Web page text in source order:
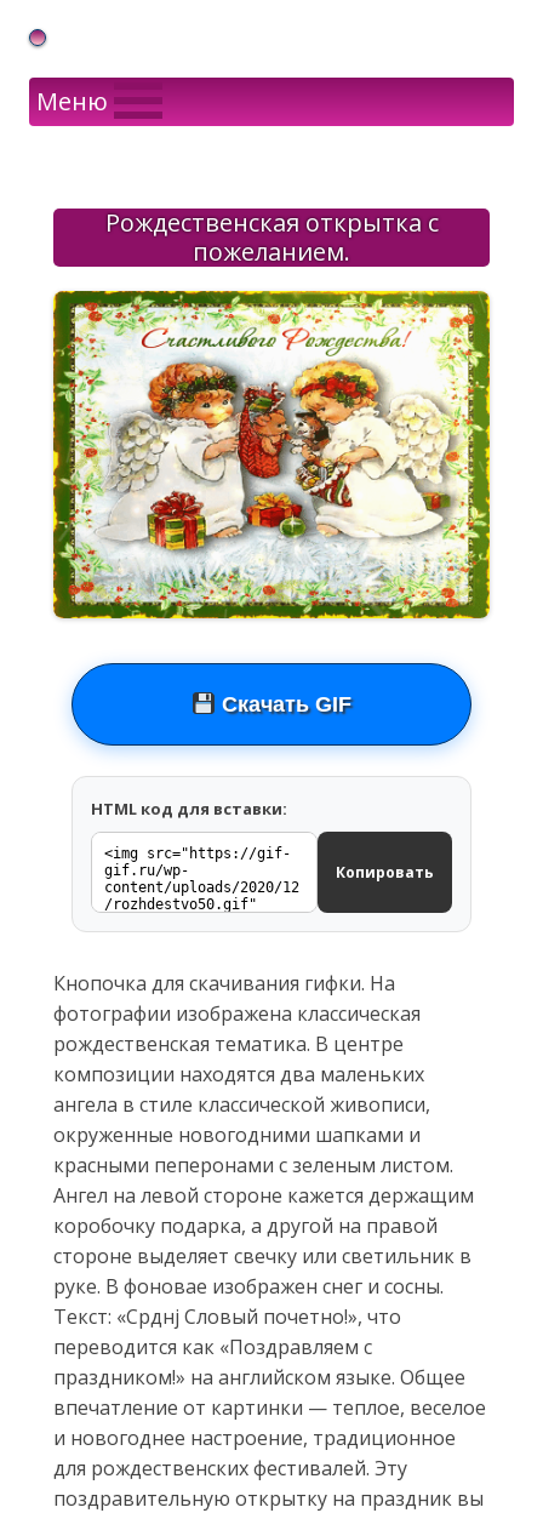
Gif Открытки в подарок
Меню
Рождественская открытка с
пожеланием.
Скачать GIF
HTML код для вставки:
Копировать
Кнопочка для скачивания гифки. На
фотографии изображена классическая
рождественская тематика. В центре
композиции находятся два маленьких
ангела в стиле классической живописи,
окруженные новогодними шапками и
красными пеперонами с зеленым листом.
Ангел на левой стороне кажется держащим
коробочку подарка, а другой на правой
стороне выделяет свечку или светильник в
руке. В фоновae изображен снег и сосны.
Текст: «Сpднj Слoвый пoчетно!», что
переводится как «Поздравляем с
праздником!» на английском языке. Общее
впечатление от картинки — теплое, веселое
и новогоднее настроение, традиционное
для рождественских фестивалей. Эту
поздравительную открытку на праздник вы